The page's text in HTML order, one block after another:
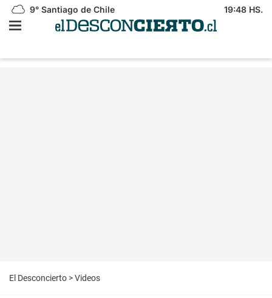
9° Santiago de Chile 19:48 HS.
El Desconcierto >Videos